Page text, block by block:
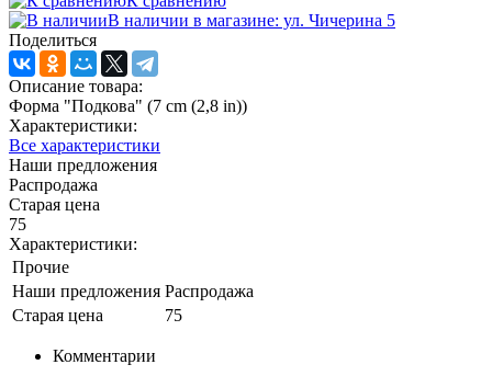
В наличии в магазине: ул. Чичерина 5
Поделиться
Описание товара:
Форма "Подкова" (7 cm (2,8 in))
Характеристики:
Все характеристики
Наши предложения
Распродажа
Старая цена
75
Характеристики:
Прочие
Наши предложения Распродажа
Старая цена
75
Комментарии